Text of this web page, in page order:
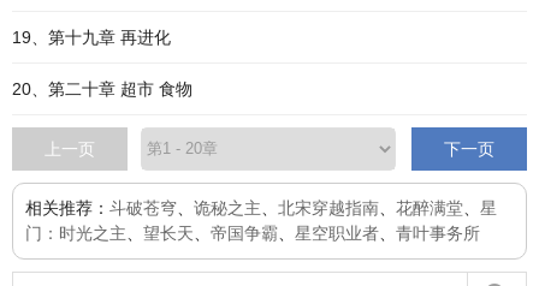
19、第十九章 再进化
20、第二十章 超市 食物
上一页 下一页
相关推荐： 斗破苍穹 诡秘之主 北宋穿越指南 花醉满堂
星
门：时光之主
望长天 帝国争霸 星空职业者 青叶事务所